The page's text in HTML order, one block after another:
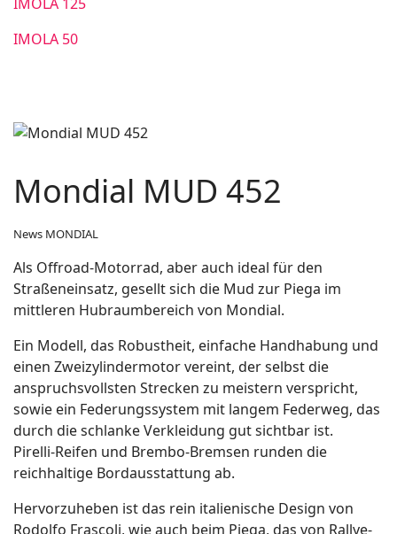
IMOLA 50
Mondial MUD 452
News MONDIAL
Als Offroad-Motorrad, aber auch ideal für den
Straßeneinsatz, gesellt sich die Mud zur Piega im
mittleren Hubraumbereich von Mondial.
Ein Modell, das Robustheit, einfache Handhabung und
einen Zweizylindermotor vereint, der selbst die
anspruchsvollsten Strecken zu meistern verspricht,
sowie ein Federungssystem mit langem Federweg, das
durch die schlanke Verkleidung gut sichtbar ist.
Pirelli-Reifen und Brembo-Bremsen runden die
reichhaltige Bordausstattung ab.
Hervorzuheben ist das rein italienische Design von
Rodolfo Frascoli, wie auch beim Piega, das von Rallye-